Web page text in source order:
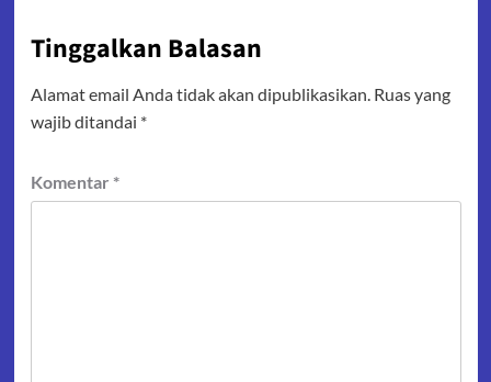
Tinggalkan Balasan
Alamat email Anda tidak akan dipublikasikan. Ruas yang
wajib ditandai *
Komentar *